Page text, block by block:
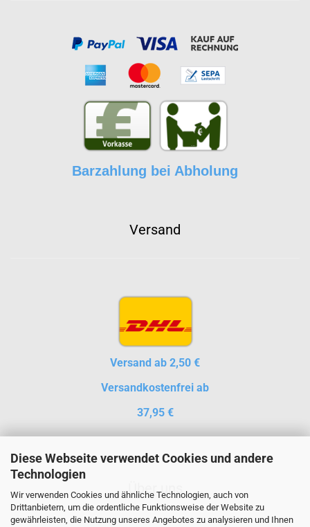
Diese Webseite verwendet Cookies und andere
Technologien
Wir verwenden Cookies und ähnliche Technologien, auch von
Drittanbietern, um die ordentliche Funktionsweise der Website zu
gewährleisten, die Nutzung unseres Angebotes zu analysieren und Ihnen
Barzahlung bei Abholung
Versand
Versand ab 2,50 €
Versandkostenfrei ab
37,95 €
Über uns